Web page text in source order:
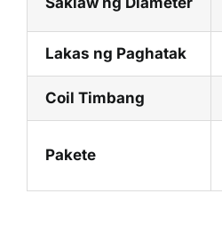
Lakas ng Paghatak
Coil Timbang
Pakete